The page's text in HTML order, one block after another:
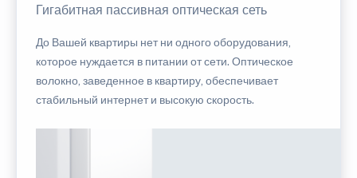
Гигабитная пассивная оптическая сеть
До Вашей квартиры нет ни одного оборудования,
которое нуждается в питании от сети. Оптическое
волокно, заведенное в квартиру, обеспечивает
стабильный интернет и высокую скорость.